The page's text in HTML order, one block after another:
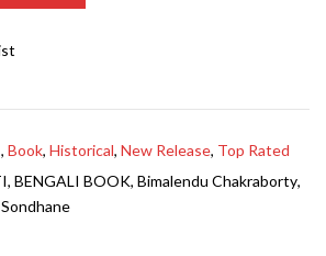
, Book, Historical, New Release, Top Rated
, BENGALI BOOK, Bimalendu Chakraborty,